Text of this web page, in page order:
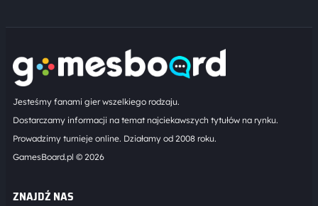
Jesteśmy fanami gier wszelkiego rodzaju.
Dostarczamy informacji na temat najciekawszych tytułów na rynku.
Prowadzimy turnieje online. Działamy od 2008 roku.
GamesBoard.pl © 2026
ZNAJDŹ NAS